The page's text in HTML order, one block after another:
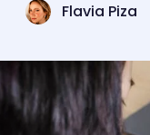
Flavia Piza